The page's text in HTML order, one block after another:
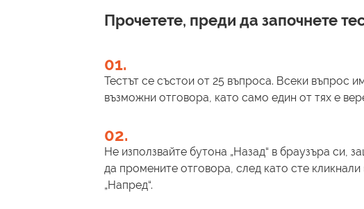
Прочетете, преди да започнете
01.
Тестът се състои от 25 въпроса. Всеки въпрос
възможни отговора, като само един от тях е
02.
Не използвайте бутона „Назад“ в браузъра си,
да промените отговора, след като сте кликнали
„Напред“.